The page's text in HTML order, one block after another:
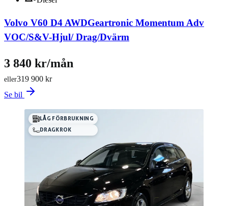
Volvo V60 D4 AWDGeartronic Momentum Adv
VOC/S&V-Hjul/ Drag/Dvärm
319 900 kr
eller
3 840 kr/mån
Se bil
LÅG FÖRBRUKNING
DRAGKROK